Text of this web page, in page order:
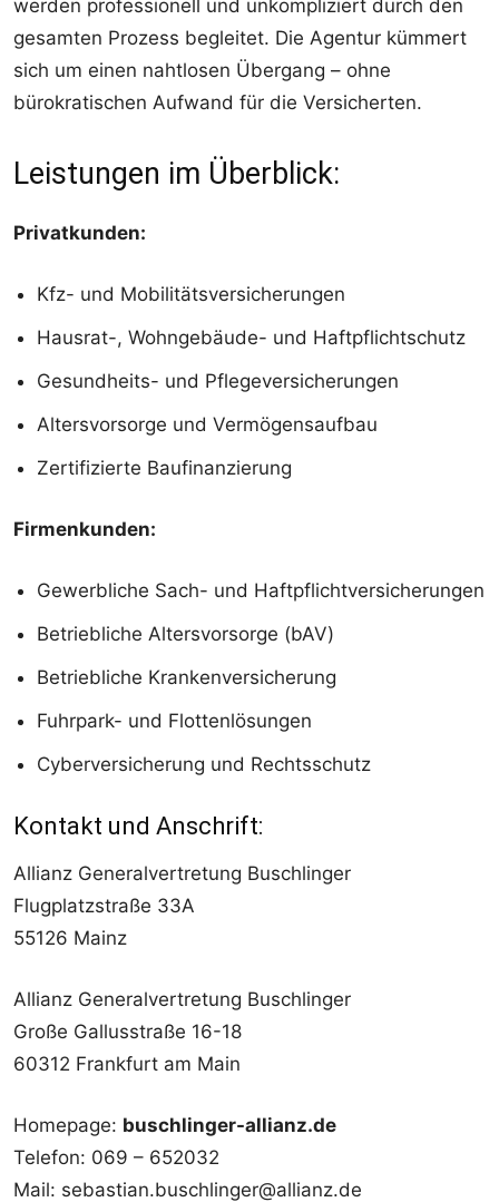
werden professionell und unkompliziert durch den
gesamten Prozess begleitet. Die Agentur kümmert
sich um einen nahtlosen Übergang – ohne
bürokratischen Aufwand für die Versicherten.
Leistungen im Überblick:
Privatkunden:
Kfz- und Mobilitätsversicherungen
Hausrat-, Wohngebäude- und Haftpflichtschutz
Gesundheits- und Pflegeversicherungen
Altersvorsorge und Vermögensaufbau
Zertifizierte Baufinanzierung
Firmenkunden:
Gewerbliche Sach- und Haftpflichtversicherungen
Betriebliche Altersvorsorge (bAV)
Betriebliche Krankenversicherung
Fuhrpark- und Flottenlösungen
Cyberversicherung und Rechtsschutz
Kontakt und Anschrift:
Allianz Generalvertretung Buschlinger
Flugplatzstraße 33A
55126 Mainz
Allianz Generalvertretung Buschlinger
Große Gallusstraße 16-18
60312 Frankfurt am Main
Homepage: buschlinger-allianz.de
Telefon: 069 – 652032
Mail: sebastian.buschlinger@allianz.de